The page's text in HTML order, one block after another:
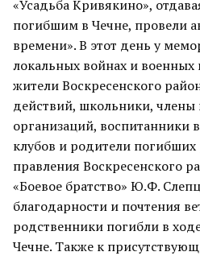
«Усадьба Кривякино»,
погибшим в Чечне, провели
времени». В этот день у
локальных войнах и военных
жители Воскресенского
действий, школьники,
организаций, воспитанники
клубов и родители погибших
правления Воскресенского
«Боевое братство» Ю.Ф.
благодарности и почтения
родственники погибли в
Чечне. Также к